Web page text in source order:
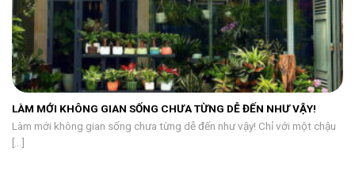
LÀM MỚI KHÔNG GIAN SỐNG CHƯA TỪNG DỄ ĐẾN NHƯ VẬY!
Làm mới không gian sống chưa từng dễ đến như vậy! Chỉ với một chậu
[...]